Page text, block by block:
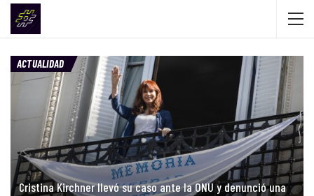
ACTUALIDAD
Cristina Kirchner llevó su caso ante la ONU y denunció una